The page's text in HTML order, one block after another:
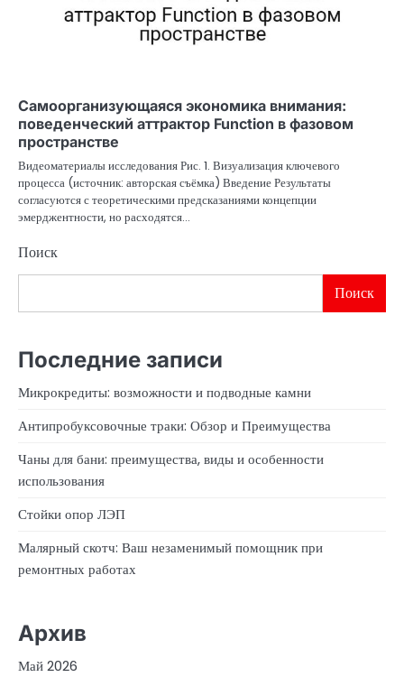
Самоорганизующаяся экономика внимания:
поведенческий аттрактор Function в фазовом
пространстве
Видеоматериалы исследования Рис. 1. Визуализация ключевого
процесса (источник: авторская съёмка) Введение Результаты
согласуются с теоретическими предсказаниями концепции
эмерджентности, но расходятся…
Поиск
Поиск
Последние записи
Микрокредиты: возможности и подводные камни
Антипробуксовочные траки: Обзор и Преимущества
Чаны для бани: преимущества, виды и особенности
использования
Стойки опор ЛЭП
Малярный скотч: Ваш незаменимый помощник при
ремонтных работах
Архив
Май 2026